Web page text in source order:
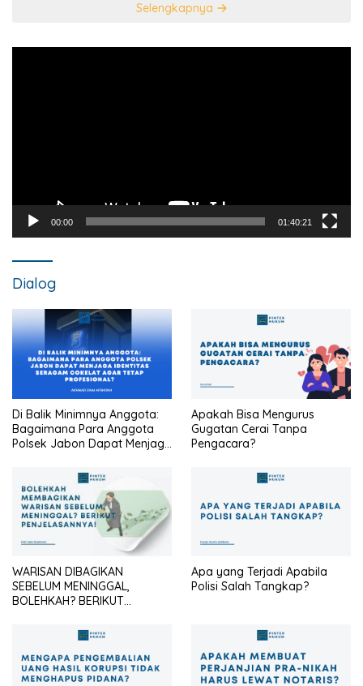
Selengkapnya
00:00 01:40:21
Dialog
Di Balik Minimnya Anggota:
Bagaimana Para Anggota
Polsek Jabon Dapat Menjaga
Agar Tetap Profesional?
Apakah Bisa Mengurus
Gugatan Cerai Tanpa
Pengacara?
WARISAN DIBAGIKAN
SEBELUM MENINGGAL,
BOLEHKAH? BERIKUT
Apa yang Terjadi Apabila
Polisi Salah Tangkap?